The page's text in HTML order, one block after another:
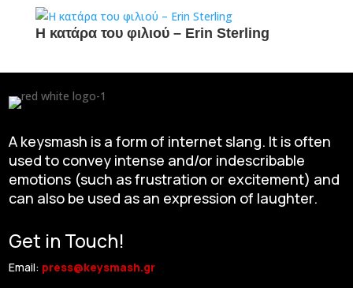
Η κατάρα του φιλιού – Erin Sterling
A keysmash is a form of internet slang. It is often
used to convey intense and/or indescribable
emotions (such as frustration or excitement) and
can also be used as an expression of laughter.
Get in Touch!
Email: press@keysmash.gr